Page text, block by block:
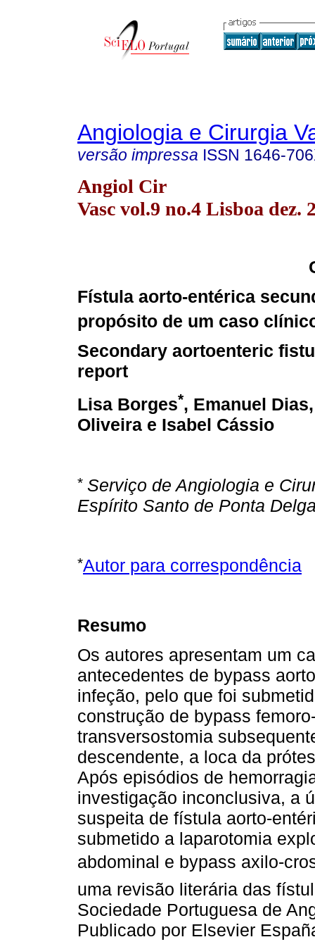
Angiologia e Cirurgia
versão impressa ISSN 1646-
Angiol Cir
Vasc vol.9 no.4 Lisboa dez.
Fístula aorto-entérica
propósito de um caso
Secondary aortoenteric
report
Lisa Borges*, Emanuel
Oliveira e Isabel Cássio
* Serviço de Angiologia e
Espírito Santo de Ponta
*Autor para correspondência
Resumo
Os autores apresentam um
antecedentes de bypass
infeção, pelo que foi
construção de bypass
transversostomia
descendente, a loca da
Após episódios de
investigação inconclusiva, a
suspeita de fístula aorto-
submetido a laparotomia
abdominal e bypass axilo-
uma revisão literária das
Sociedade Portuguesa de
Publicado por Elsevier